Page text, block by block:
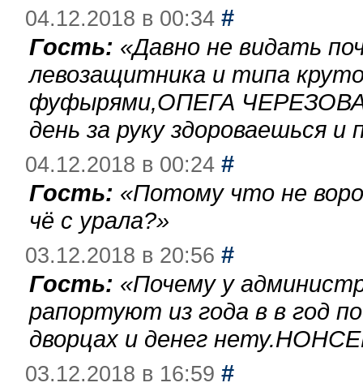
04.12.2018 в 00:34 #
Гость: «Давно не видать
левозащитника и типа
фуфырями,ОПЕГА
день за руку здороваешься
04.12.2018 в 00:24 #
Гость: «Потому что не
чё с урала?»
03.12.2018 в 20:56 #
Гость: «Почему у
рапортуют из года в в год
дворцах и денег
03.12.2018 в 16:59 #